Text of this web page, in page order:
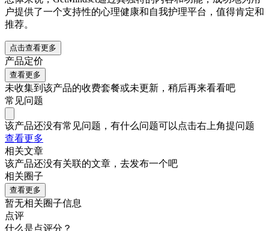
户提供了一个支持性的心理健康和自我护理平台，值得肯定和
推荐。
点击查看更多
产品定价
查看更多
未收集到该产品的收费套餐或未更新，稍后再来看看吧
常见问题
该产品还没有常见问题，有什么问题可以点击右上角提问题
查看更多
相关文章
该产品还没有关联的文章，去发布一个吧
相关圈子
查看更多
暂无相关圈子信息
点评
什么是点评分？